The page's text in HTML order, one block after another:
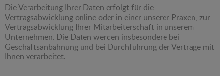
Die Verarbeitung Ihrer Daten erfolgt für die
Vertragsabwicklung online oder in einer unserer Praxen, zur
Vertragsabwicklung Ihrer Mitarbeiterschaft in unserem
Unternehmen. Die Daten werden insbesondere bei
Geschäftsanbahnung und bei Durchführung der Verträge mit
Ihnen verarbeitet.